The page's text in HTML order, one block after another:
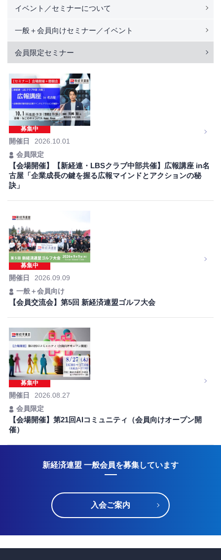
イベント／セミナーについて
一般＋会員向けセミナー／イベント
会員限定セミナー
募集中
開催日
2026.10.01
会員限定
【会場開催】【新経連・LBSクラブ中部共催】広報講座 in名
古屋「企業成長の鍵を握る広報マインドとアクションの秘
訣」
募集中
開催日
2026.09.09
一般＋会員向け
【会員交流会】第5回 新経済連盟ゴルフ大会
募集中
開催日
2026.08.27
会員限定
【会場開催】第21回AIコミュニティ（会員向けオープン開
催）
新経済連盟 一般会員を募集しています
入会ご案内